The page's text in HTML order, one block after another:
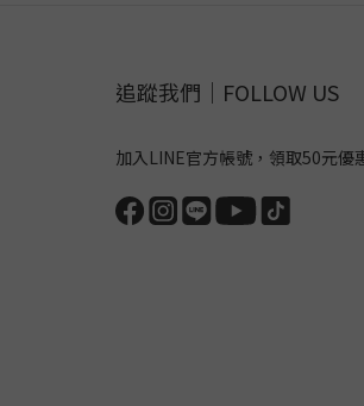
追蹤我們｜FOLLOW US
加入LINE官方帳號，領取50元優